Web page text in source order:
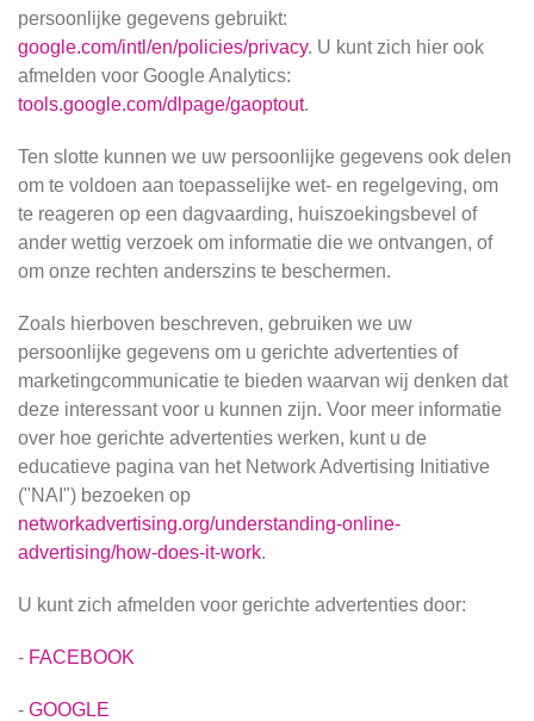
persoonlijke gegevens gebruikt:
google.com/intl/en/policies/privacy. U kunt zich hier ook
afmelden voor Google Analytics:
tools.google.com/dlpage/gaoptout.
Ten slotte kunnen we uw persoonlijke gegevens ook delen
om te voldoen aan toepasselijke wet- en regelgeving, om
te reageren op een dagvaarding, huiszoekingsbevel of
ander wettig verzoek om informatie die we ontvangen, of
om onze rechten anderszins te beschermen.
Zoals hierboven beschreven, gebruiken we uw
persoonlijke gegevens om u gerichte advertenties of
marketingcommunicatie te bieden waarvan wij denken dat
deze interessant voor u kunnen zijn. Voor meer informatie
over hoe gerichte advertenties werken, kunt u de
educatieve pagina van het Network Advertising Initiative
("NAI") bezoeken op
networkadvertising.org/understanding-online-
advertising/how-does-it-work.
U kunt zich afmelden voor gerichte advertenties door:
- FACEBOOK
- GOOGLE